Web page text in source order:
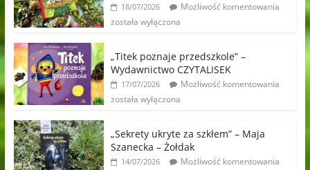
18/07/2026
Możliwość komentowania
została wyłączona
„Titek poznaje przedszkole” –
Wydawnictwo CZYTALISEK
17/07/2026
Możliwość komentowania
została wyłączona
„Sekrety ukryte za szkłem” – Maja
Szanecka – Żołdak
14/07/2026
Możliwość komentowania